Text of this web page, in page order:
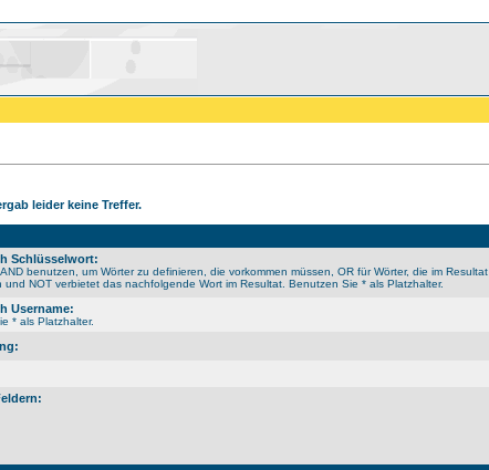
leider keine Treffer.
Schlüsselwort:
benutzen, um Wörter zu definieren, die vorkommen müssen, OR für Wörter, die im Resultat
und NOT verbietet das nachfolgende Wort im Resultat. Benutzen Sie * als Platzhalter.
Username:
* als Platzhalter.